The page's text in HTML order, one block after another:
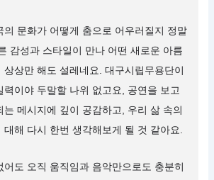
의 문화가 어떻게 춤으로 어우러질지 정말
감성과 스타일이 만나 어떤 새로운 아름
상상만 해도 설레네요. 대구시립무용단이
력이야 두말할 나위 없고요, 공연을 보고
는 메시지에 깊이 공감하고, 우리 삶 속의
해 다시 한번 생각해보게 될 것 같아요.
어도 오직 움직임과 음악만으로도 충분히